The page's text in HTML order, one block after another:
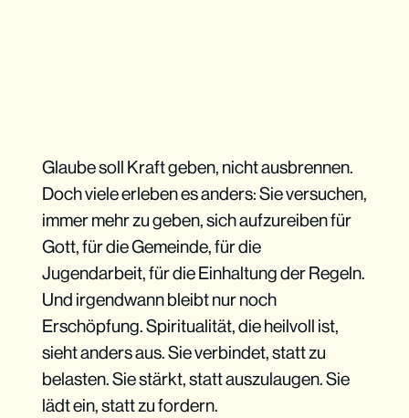
Glaube soll Kraft geben, nicht ausbrennen.
Doch viele erleben es anders: Sie versuchen,
immer mehr zu geben, sich aufzureiben für
Gott, für die Gemeinde, für die
Jugendarbeit, für die Einhaltung der Regeln.
Und irgendwann bleibt nur noch
Erschöpfung. Spiritualität, die heilvoll ist,
sieht anders aus. Sie verbindet, statt zu
belasten. Sie stärkt, statt auszulaugen. Sie
lädt ein, statt zu fordern.